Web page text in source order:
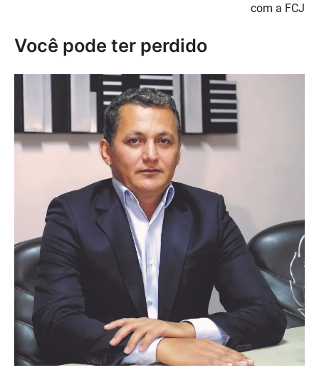
com a FCJ
Você pode ter perdido